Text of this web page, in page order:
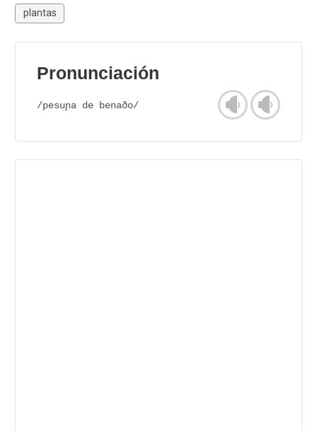
plantas
Pronunciación
/pesuɲa de benaðo/